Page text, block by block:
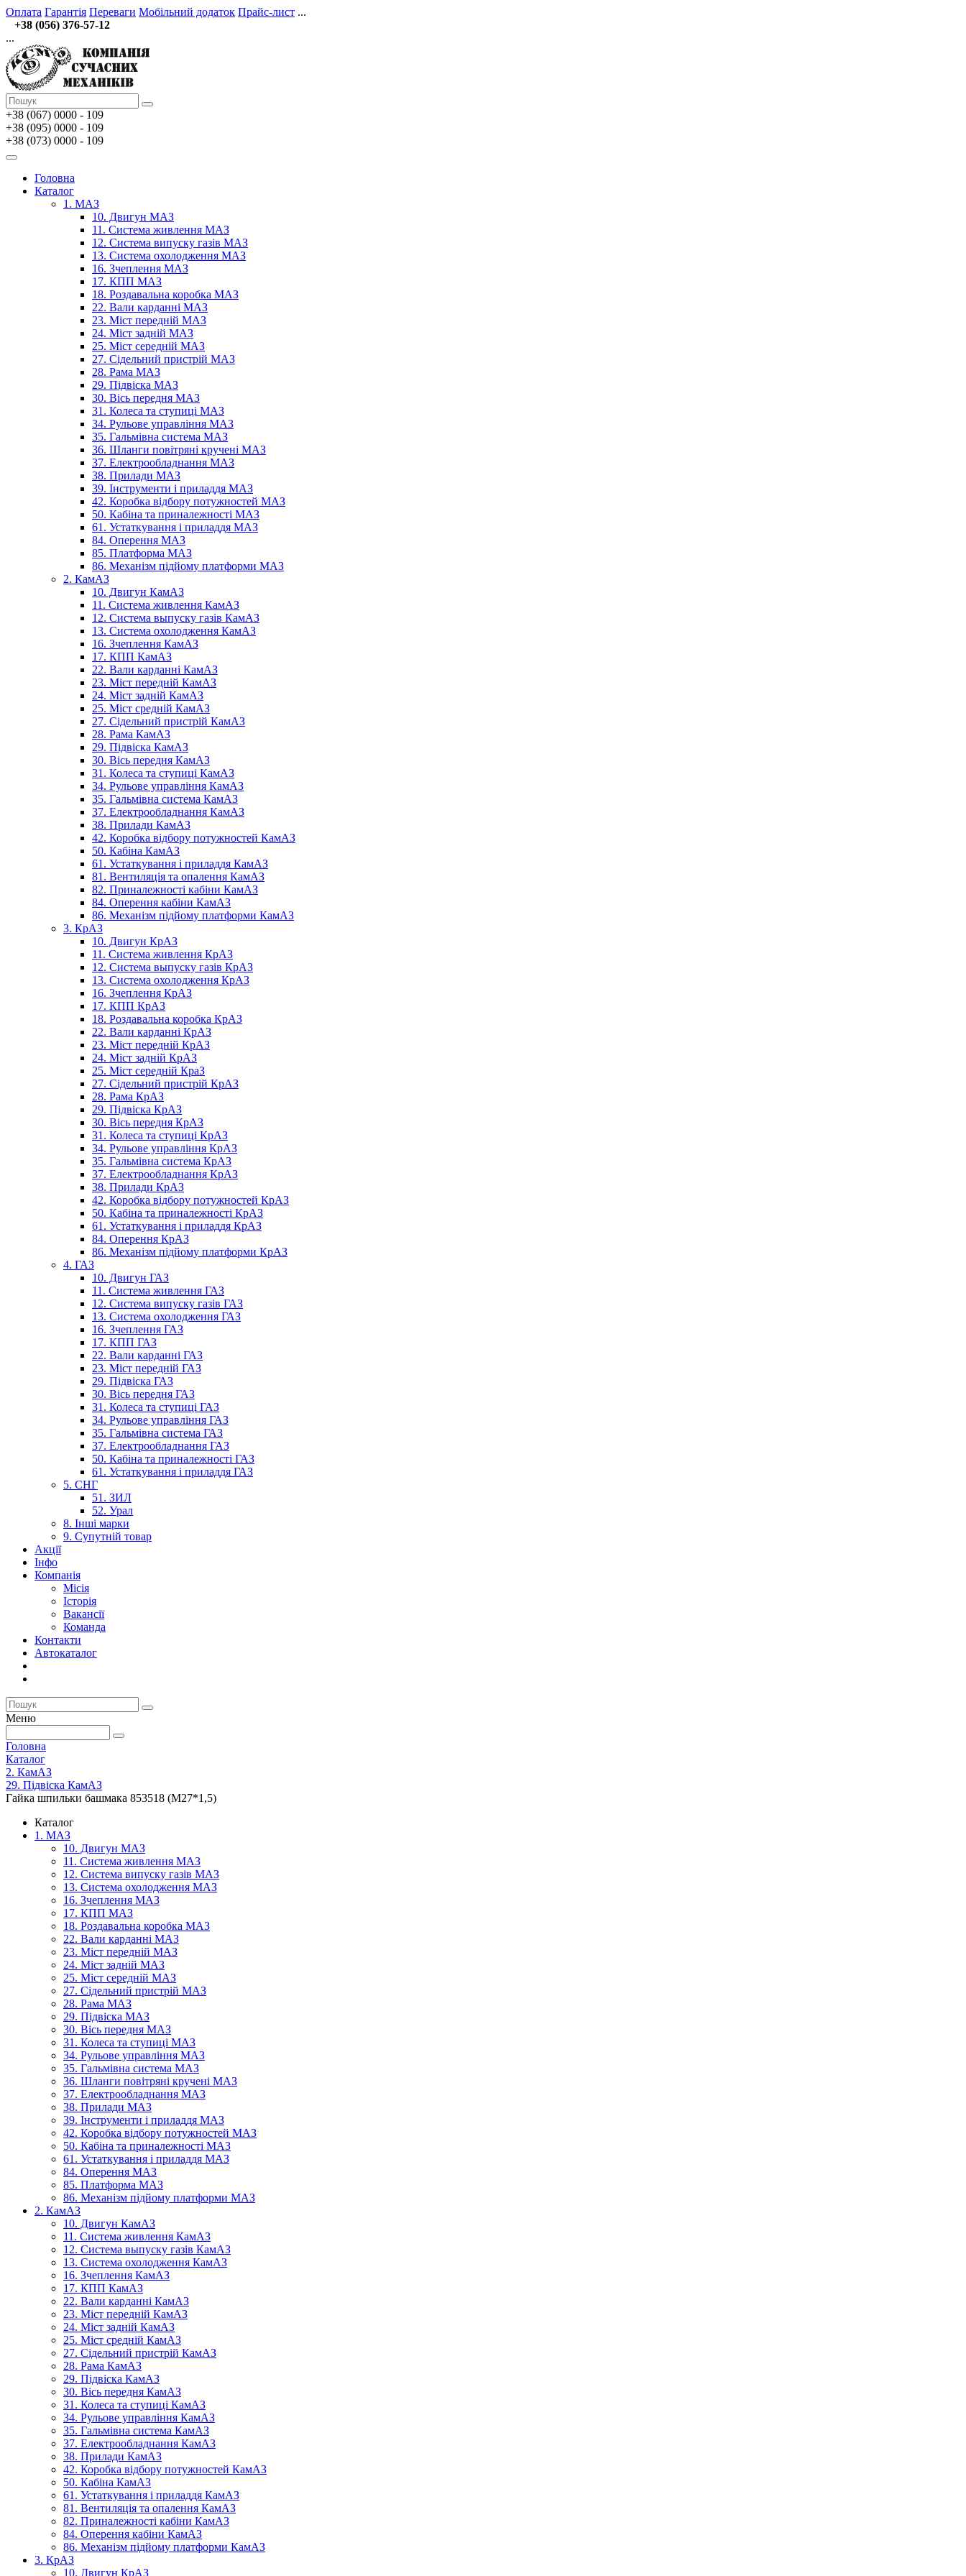
Оплата Гарантія Переваги Мобільний додаток Прайс-лист ...
+38 (056) 376-57-12
...
+38 (067) 0000 - 109
+38 (095) 0000 - 109
+38 (073) 0000 - 109
Головна
Каталог
1. МАЗ
10. Двигун МАЗ
11. Система живлення МАЗ
12. Система випуску газів МАЗ
13. Система охолодження МАЗ
16. Зчеплення МАЗ
17. КПП МАЗ
18. Роздавальна коробка МАЗ
22. Вали карданні МАЗ
23. Міст передній МАЗ
24. Міст задній МАЗ
25. Міст середній МАЗ
27. Сідельний пристрій МАЗ
28. Рама МАЗ
29. Підвіска МАЗ
30. Вісь передня МАЗ
31. Колеса та ступиці МАЗ
34. Рульове управління МАЗ
35. Гальмівна система МАЗ
36. Шланги повітряні кручені МАЗ
37. Електрообладнання МАЗ
38. Прилади МАЗ
39. Інструменти і приладдя МАЗ
42. Коробка відбору потужностей МАЗ
50. Кабіна та приналежності МАЗ
61. Устаткування і приладдя МАЗ
84. Оперення МАЗ
85. Платформа МАЗ
86. Механізм підйому платформи МАЗ
2. КамАЗ
10. Двигун КамАЗ
11. Система живлення КамАЗ
12. Система выпуску газів КамАЗ
13. Система охолодження КамАЗ
16. Зчеплення КамАЗ
17. КПП КамАЗ
22. Вали карданні КамАЗ
23. Міст передній КамАЗ
24. Міст задній КамАЗ
25. Міст средній КамАЗ
27. Сідельний пристрій КамАЗ
28. Рама КамАЗ
29. Підвіска КамАЗ
30. Вісь передня КамАЗ
31. Колеса та ступиці КамАЗ
34. Рульове управління КамАЗ
35. Гальмівна система КамАЗ
37. Електрообладнання КамАЗ
38. Прилади КамАЗ
42. Коробка відбору потужностей КамАЗ
50. Кабіна КамАЗ
61. Устаткування і приладдя КамАЗ
81. Вентиляція та опалення КамАЗ
82. Приналежності кабіни КамАЗ
84. Оперення кабіни КамАЗ
86. Механізм підйому платформи КамАЗ
3. КрАЗ
10. Двигун КрАЗ
11. Система живлення КрАЗ
12. Система выпуску газів КрАЗ
13. Система охолодження КрАЗ
16. Зчеплення КрАЗ
17. КПП КрАЗ
18. Роздавальна коробка КрАЗ
22. Вали карданні КрАЗ
23. Міст передній КрАЗ
24. Міст задній КрАЗ
25. Міст середній КраЗ
27. Сідельний пристрій КрАЗ
28. Рама КрАЗ
29. Підвіска КрАЗ
30. Вісь передня КрАЗ
31. Колеса та ступиці КрАЗ
34. Рульове управління КрАЗ
35. Гальмівна система КрАЗ
37. Електрообладнання КрАЗ
38. Прилади КрАЗ
42. Коробка відбору потужностей КрАЗ
50. Кабіна та приналежності КрАЗ
61. Устаткування і приладдя КрАЗ
84. Оперення КрАЗ
86. Механізм підйому платформи КрАЗ
4. ГАЗ
10. Двигун ГАЗ
11. Система живлення ГАЗ
12. Система випуску газів ГАЗ
13. Система охолодження ГАЗ
16. Зчеплення ГАЗ
17. КПП ГАЗ
22. Вали карданні ГАЗ
23. Міст передній ГАЗ
29. Підвіска ГАЗ
30. Вісь передня ГАЗ
31. Колеса та ступиці ГАЗ
34. Рульове управління ГАЗ
35. Гальмівна система ГАЗ
37. Електрообладнання ГАЗ
50. Кабіна та приналежності ГАЗ
61. Устаткування і приладдя ГАЗ
5. СНГ
51. ЗИЛ
52. Урал
8. Інші марки
9. Супутній товар
Акції
Інфо
Компанія
Місія
Історія
Вакансії
Команда
Контакти
Автокаталог
Меню
Головна
Каталог
2. КамАЗ
29. Підвіска КамАЗ
Гайка шпильки башмака 853518 (М27*1,5)
Каталог
1. МАЗ
10. Двигун МАЗ
11. Система живлення МАЗ
12. Система випуску газів МАЗ
13. Система охолодження МАЗ
16. Зчеплення МАЗ
17. КПП МАЗ
18. Роздавальна коробка МАЗ
22. Вали карданні МАЗ
23. Міст передній МАЗ
24. Міст задній МАЗ
25. Міст середній МАЗ
27. Сідельний пристрій МАЗ
28. Рама МАЗ
29. Підвіска МАЗ
30. Вісь передня МАЗ
31. Колеса та ступиці МАЗ
34. Рульове управління МАЗ
35. Гальмівна система МАЗ
36. Шланги повітряні кручені МАЗ
37. Електрообладнання МАЗ
38. Прилади МАЗ
39. Інструменти і приладдя МАЗ
42. Коробка відбору потужностей МАЗ
50. Кабіна та приналежності МАЗ
61. Устаткування і приладдя МАЗ
84. Оперення МАЗ
85. Платформа МАЗ
86. Механізм підйому платформи МАЗ
2. КамАЗ
10. Двигун КамАЗ
11. Система живлення КамАЗ
12. Система выпуску газів КамАЗ
13. Система охолодження КамАЗ
16. Зчеплення КамАЗ
17. КПП КамАЗ
22. Вали карданні КамАЗ
23. Міст передній КамАЗ
24. Міст задній КамАЗ
25. Міст средній КамАЗ
27. Сідельний пристрій КамАЗ
28. Рама КамАЗ
29. Підвіска КамАЗ
30. Вісь передня КамАЗ
31. Колеса та ступиці КамАЗ
34. Рульове управління КамАЗ
35. Гальмівна система КамАЗ
37. Електрообладнання КамАЗ
38. Прилади КамАЗ
42. Коробка відбору потужностей КамАЗ
50. Кабіна КамАЗ
61. Устаткування і приладдя КамАЗ
81. Вентиляція та опалення КамАЗ
82. Приналежності кабіни КамАЗ
84. Оперення кабіни КамАЗ
86. Механізм підйому платформи КамАЗ
3. КрАЗ
10. Двигун КрАЗ